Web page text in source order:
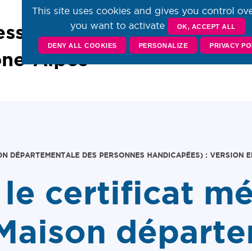
Alpes
DÉPARTEMENTALE DES PERSONNES HANDICAPÉES) : VERSION
certificat
This site uses cookies and gives you control
you want to activate
OK, ACCEPT ALL
DENY ALL COOKIES PERSONALIZE PRIVACY